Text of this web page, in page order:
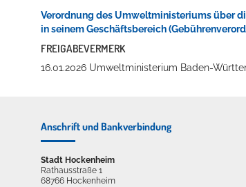
Verordnung des Umweltministeriums über
in seinem Geschäftsbereich
FREIGABEVERMERK
16.01.2026 Umweltministerium Baden-
Anschrift und Bankverbindung
Stadt Hockenheim
Rathausstraße 1
68766 Hockenheim